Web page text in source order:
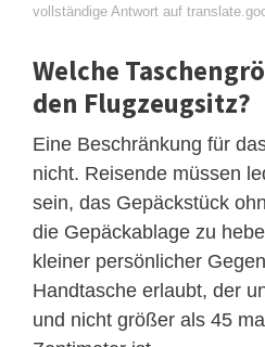
vollständige Antwort auf
Welche
den Flugzeugsitz?
Eine Beschränkung für
nicht. Reisende müssen
sein, das Gepäckstück
die Gepäckablage zu
kleiner persönlicher
Handtasche erlaubt, der
und nicht größer als 45